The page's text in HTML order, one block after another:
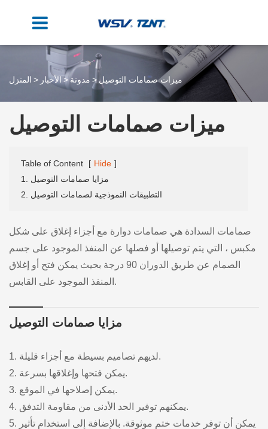
المنزل الأخبار مدونة ميزات صمامات التوصيل
ميزات صمامات التوصيل
Table of Content [ Hide ]
1. مزايا صمامات التوصيل
2. التطبيقات النموذجية لصمامات التوصيل
صمامات السدادة هي صمامات دوارة مع أجزاء إغلاق على شكل
مكبس ، التي يتم توصيلها أو فصلها عن المنفذ الموجود على جسم
الصمام عن طريق الدوران 90 درجة بحيث يمكن فتح أو إغلاق
المنفذ الموجود على القابس.
مزايا صمامات التوصيل
1. لديهم تصاميم بسيطة مع أجزاء قليلة.
2. يمكن فتحها وإغلاقها بسرعة.
3. يمكن إصلاحها في الموقع.
4. يمكنهم توفير الحد الأدنى من مقاومة التدفق.
5. يمكن أن توفر خدمات ختم موثوقة. بالإضافة إلى استخدام تأثير